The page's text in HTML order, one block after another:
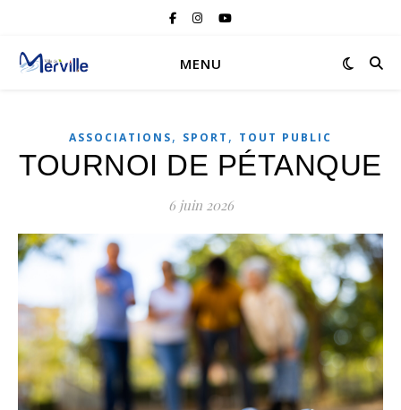
MENU
ASSOCIATIONS, SPORT , TOUT PUBLIC
TOURNOI DE PÉTANQUE
6 juin 2026